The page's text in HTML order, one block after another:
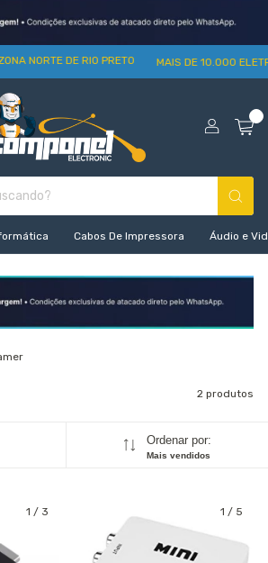
NORTE DE RIO PRETO MAIS DE 10.000
Cabos De Impressora Áudio e
2 produtos
Ordenar por:
Mais vendidos
1 / 3 1 / 5